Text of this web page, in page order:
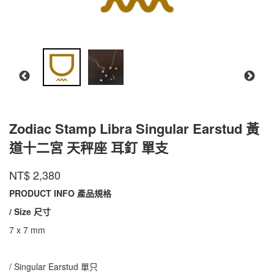
Zodiac Stamp Libra Singular Earstud 黃
道十二宮 天秤座 耳釘 單支
商品代號
LISER01
CNS-
LISER01
品牌 INTZUITION
NT$2,380
PRODUCT INFO 產品規格
/ Size 尺寸
7 x 7 mm
/ Singular Earstud 單只